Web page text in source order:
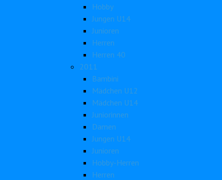
Hobby
Jungen U14
Junioren
Herren
Herren 40
2011
Bambini
Mädchen U12
Mädchen U14
Juniorinnen
Damen
Jungen U14
Junioren
Hobby-Herren
Herren